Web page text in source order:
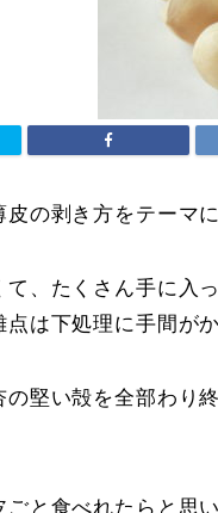
の剥き方をテーマ
て、たくさん手に入
は下処理に手間が
の堅い殻を全部わり
ごと食べれたらと思